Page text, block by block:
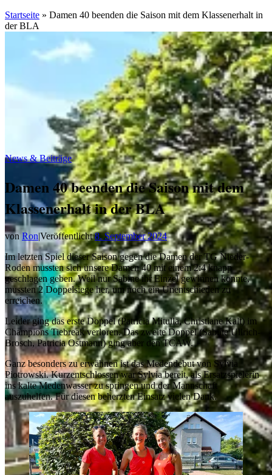
Startseite » Damen 40 beenden die Saison mit dem Klassenerhalt in
der BLA
News & Beiträge
Damen 40 beenden die Saison mit dem
Klassenerhalt in der BLA
vonRon|Veröffentlicht8. September 2024
Im letzten Spiel dieser Saison gegen die Damen der TG Nieder-
Roden mussten sich unsere Damen 40 mit einem 2:4 knapp
geschlagen geben. Weil nur Sabine ihr Einzel gewinnen konnte,
mussten 2 Doppelsiege her, um noch ein Unentschieden zu
erreichen.
Leider ging das erste Doppel (Patricia Mitulla, Christiane Kalt) im
Champions Tiebreak verloren. Das zweite Doppel (Sabine Ullrich-
Brosch, Patricia Ostmann) ging aber den TCAW.
Ganz besonders zu erwähnen ist das Medendebut von Sylvia
Piotrowski. Kurzentschlossen war Sylvia bereit, als Ersatzspielerin
ins kalte Medenwasser zu springen und der Mannschaft
auszuhelfen. Für diesen beherzten Einsatz vielen Dank.